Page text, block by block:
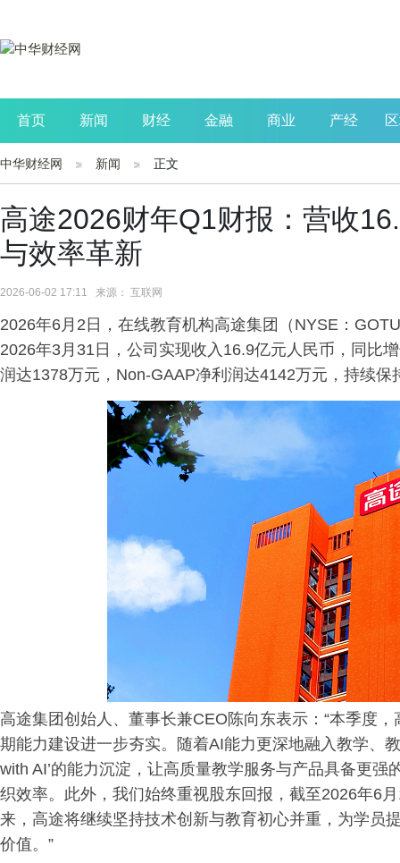
首页 新闻 财经 金融 商业 产经
公司 生活 读书
中华财经网 新闻 正文
高途2026财年Q1财报：营收
与效率革新
2026-06-02 17:11 来源： 互联网
2026年6月2日，在线教育机构高途集团（NYSE：
2026年3月31日，公司实现收入16.9亿元人民币，同比
润达1378万元，Non-GAAP净利润达4142万元，持续保
高途集团创始人、董事长兼CEO陈向东表示：“本季度
期能力建设进一步夯实。随着AI能力更深地融入教学、
with AI’的能力沉淀，让高质量教学服务与产品具备更
织效率。此外，我们始终重视股东回报，截至2026年6
来，高途将继续坚持技术创新与教育初心并重，为学员
价值。”